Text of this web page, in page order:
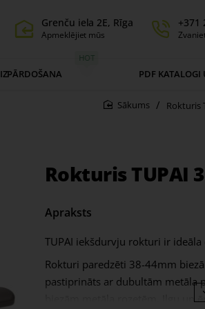
Grenču iela 2E, Rīga
Apmeklējiet mūs
+371
IZPĀRDOŠANA
HOT
PDF KATALOGI
Rokturis
Rokturis TUPAI
Apraksts
TUPAI iekšdurvju rokturi ir
Rokturi paredzēti 38-44mm
pastiprināts ar dubultām metāla
biezām metāla rozetēm. Ilgu un